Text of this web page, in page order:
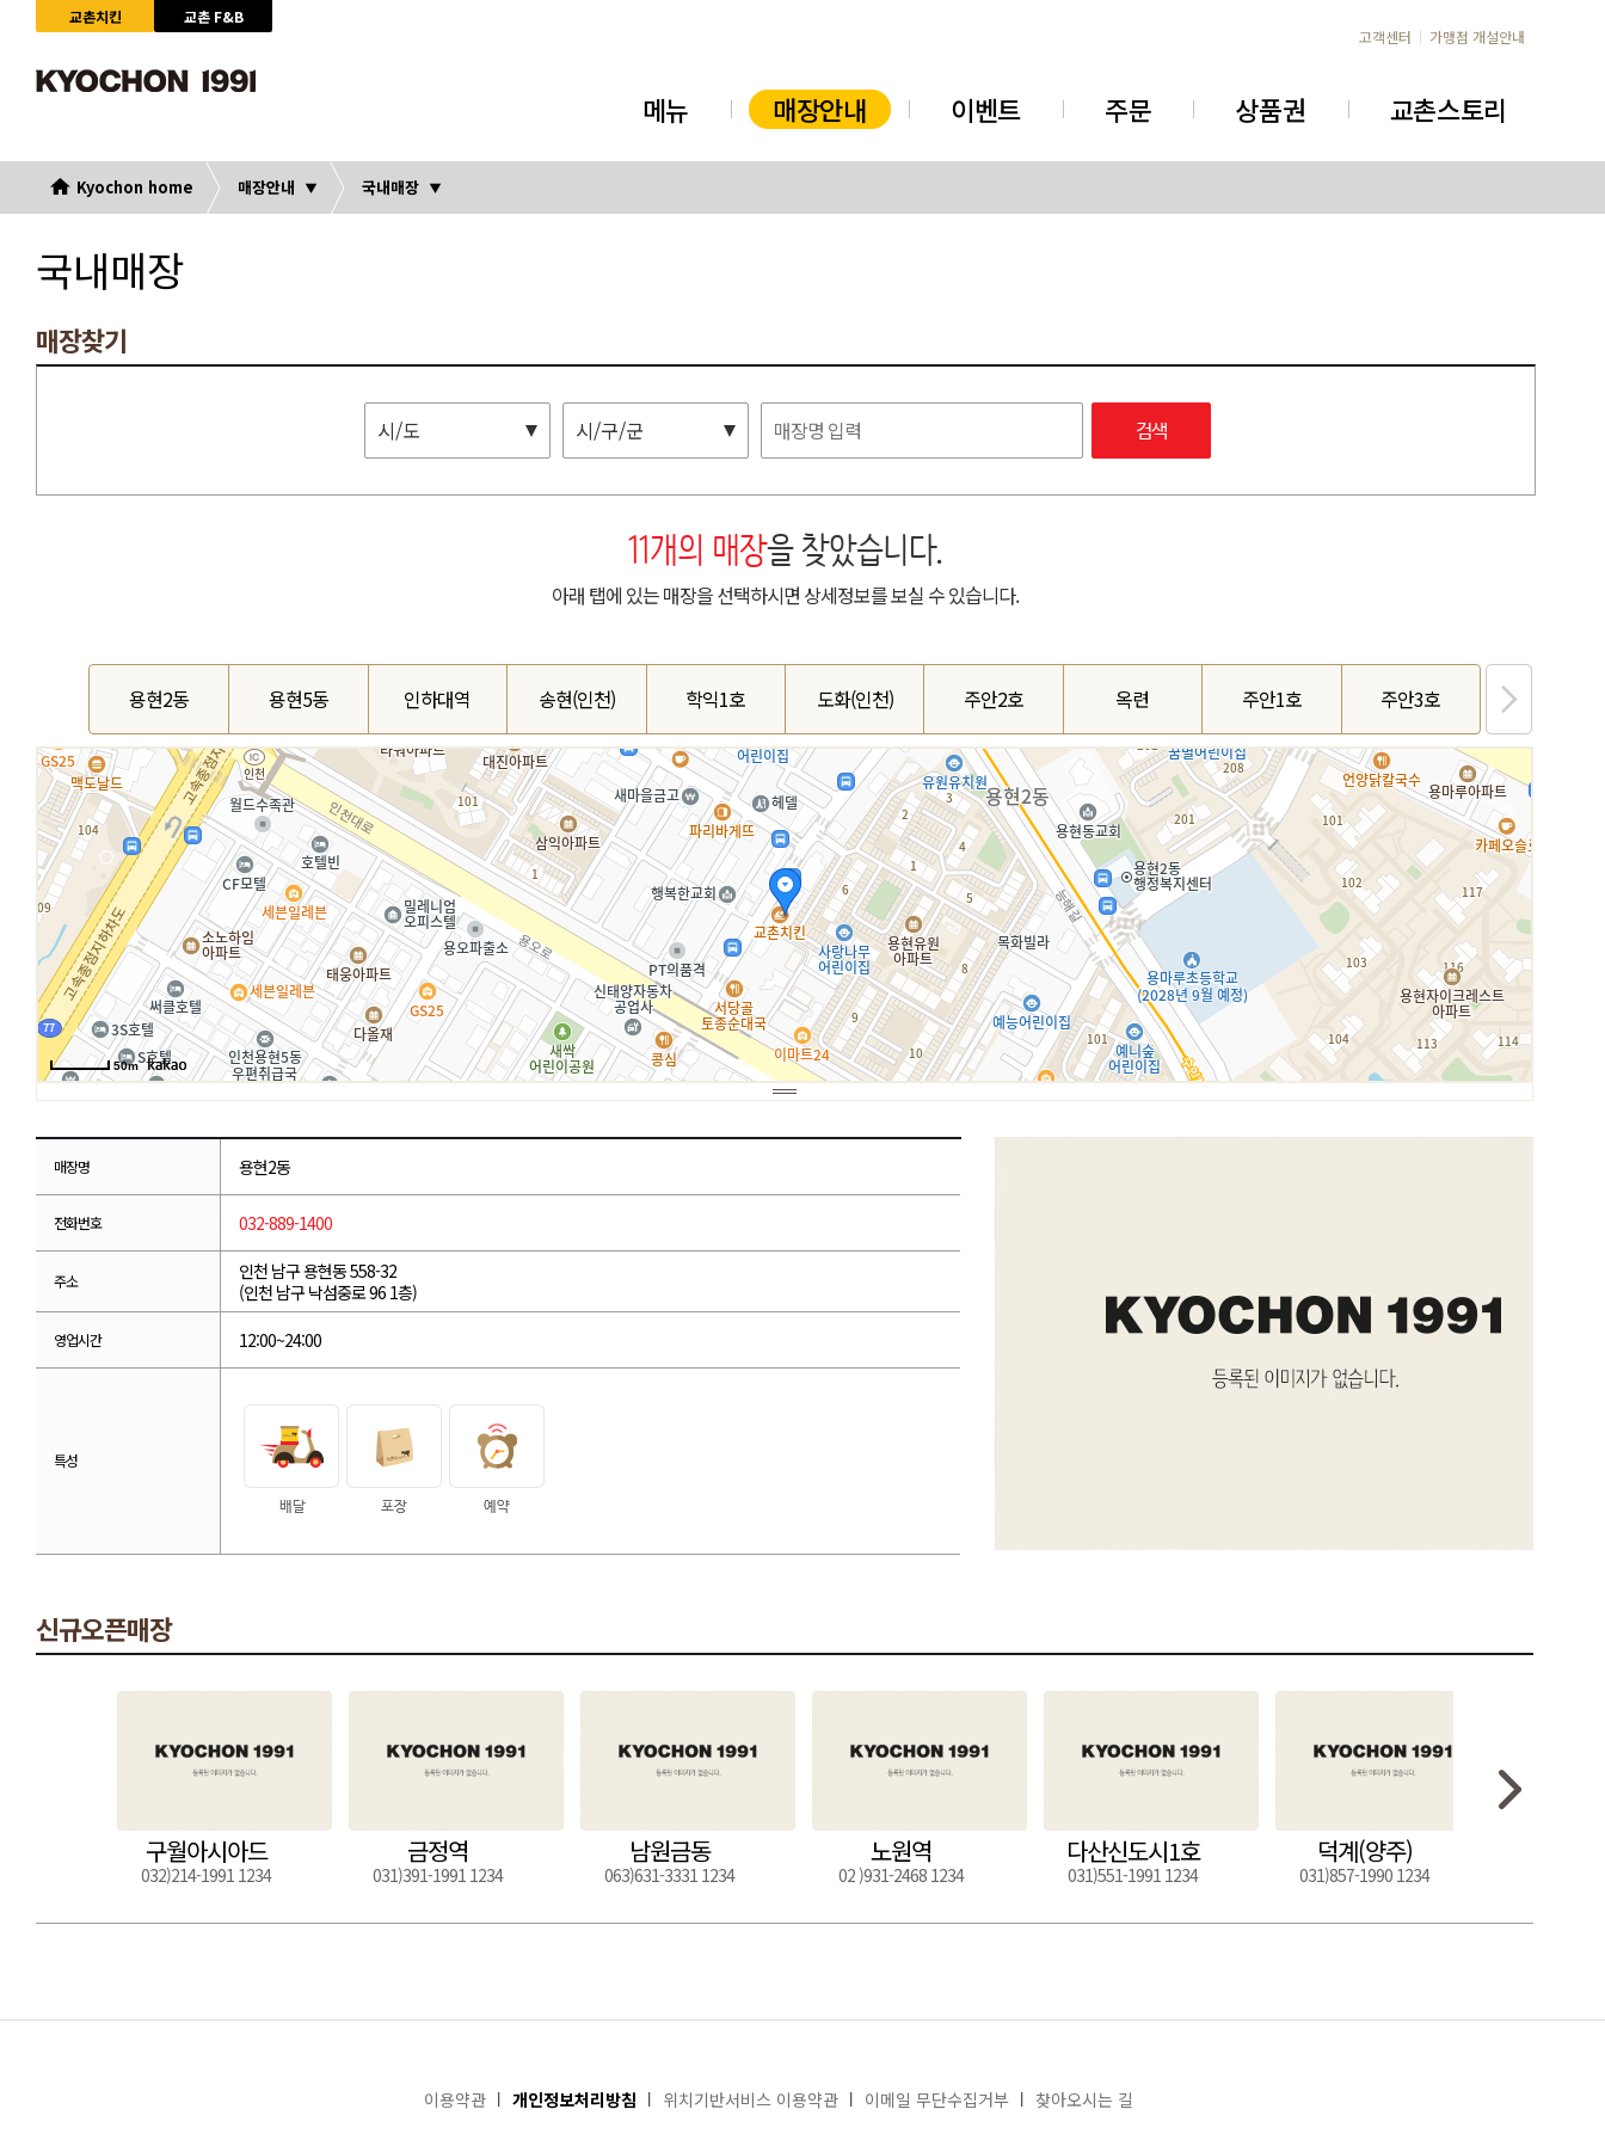
교촌치킨
교촌 F&B
고객센터
가맹점 개설안내
메뉴 매장안내 이벤트 주문 상품권 교촌스토리
Kyochon home 매장안내 국내매장
국내매장
매장찾기
시/도 시/구/군 검색
11개의 매장을 찾았습니다.
아래 탭에 있는 매장을 선택하시면 상세정보를 보실 수 있습니다.
용현2동 용현5동 인하대역 송현(인천) 학익1호 도화(인천) 주안2호 옥련 주안1호 주안3호
50m
매장명 용현2동
전화번호 032-889-1400
주소
인천 남구 용현동 558-32
(인천 남구 낙섬중로 96 1층)
영업시간 12:00~24:00
특성
신규오픈매장
구월아시아드
032)214-1991 1234
금정역
031)391-1991 1234
남원금동
063)631-3331 1234
노원역
02 )931-2468 1234
다산신도시1호
031)551-1991 1234
덕계(양주)
031)857-1990 1234
이용약관 개인정보처리방침 위치기반서비스 이용약관 이메일 무단수집거부 찾아오시는 길